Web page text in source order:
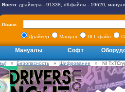
Всего: драйвера - 91338 dll-файлы - 19620
Поиск:
Драйвер Мануал DLL-файл
Мануалы Софт
» Безопасность » Шифрование » NI